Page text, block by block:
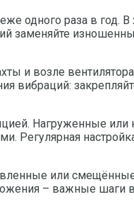
одного раза в год.
заменяйте
и возле
Нагруженные
или
– важные